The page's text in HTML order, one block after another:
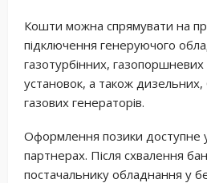
Кошти можна спрямувати на
підключення генеруючого
газотурбінних, газопоршневих
установок, а також
газових генераторів.
Оформлення позики доступне
партнерах. Після схвалення
постачальнику обладнання у